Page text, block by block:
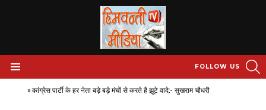
FOLLOW US
» कांग्रेस पार्टी के हर नेता बड़े बड़े मंचों से करते है झूटे वादे:- सुखराम चौधरी